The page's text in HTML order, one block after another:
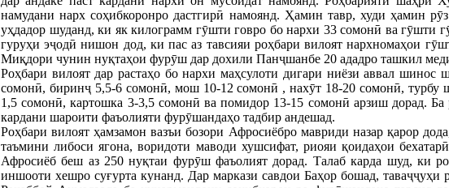
намудани нарх соҳибкоронро дастгирӣ намоянд. Ҳамин тавр, худи ҳамин
уҳдадор шуданд, ки як килограмм гӯшти говро бо нархи 33 сомонӣ ва
гуруҳи эҷодӣ нишон дод, ки пас аз тавсияи роҳбари вилоят нархномаҳои
Миқдори чунин нуқтаҳои фурӯш дар дохили Панҷшанбе 20 ададро ташкил
Роҳбари вилоят дар растаҳо бо нархи маҳсулоти дигари ниёзи аввал
сомонӣ, биринҷ 5,5-6 сомонӣ, мош 10-12 сомонӣ , нахӯт 18-20 сомонӣ, турбу
1,5 сомонӣ, картошка 3-3,5 сомонӣ ва помидор 13-15 сомонӣ арзиш дорад.
кардани шароити фаъолияти фурӯшандаҳо тадбир андешад.
Роҳбари вилоят ҳамзамон вазъи бозори Афросиёбро мавриди назар қарор
таъмини либоси ягона, воридоти маводи хушсифат, риояи қоидаҳои
Афросиёб беш аз 250 нуқтаи фурӯш фаъолият дорад. Талаб карда шуд, ки
иншооти хешро суғурта кунанд. Дар маркази савдои Баҳор бошад, таваҷҷуҳи